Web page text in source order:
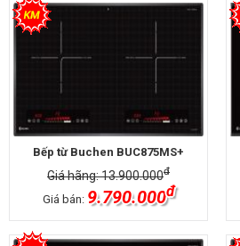
Bếp từ Buchen BUC875MS+
Giá hãng: 13.900.000đ
Giá bán: 9.790.000đ